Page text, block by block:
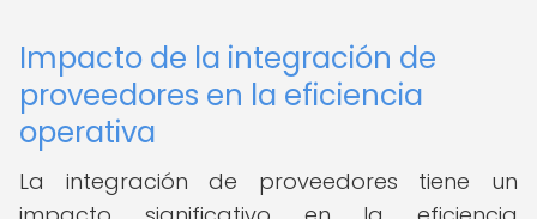
Impacto de la integración de
proveedores en la eficiencia
operativa
La integración de proveedores tiene un